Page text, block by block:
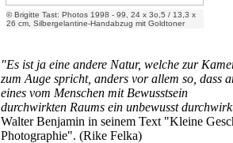
© Brigitte Tast: Photos 1998 - 99, 24 x 3o,5 / 13,3 x
26 cm, Silbergelantine-Handabzug mit Goldtoner
"Es ist ja eine andere Natur, welche zur
zum Auge spricht, anders vor allem so, dass
eines vom Menschen mit Bewusstsein
durchwirkten Raums ein unbewusst
Walter Benjamin in seinem Text "Kleine
Photographie". (Rike Felka)